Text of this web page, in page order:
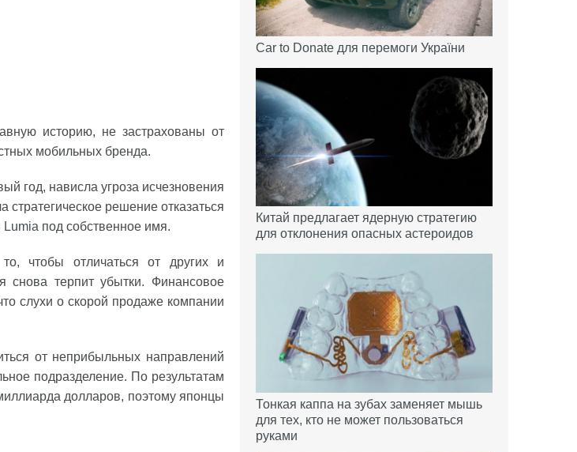
историю, не застрахованы от
мобильных бренда.
год, нависла угроза исчезновения
решение отказаться
Lumia под собственное имя.
чтобы отличаться от других и
снова терпит убытки. Финансовое
слухи о скорой продаже компании
от неприбыльных направлений
подразделение. По результатам
долларов, поэтому японцы
Car to Donate для перемоги України
Китай предлагает ядерную стратегию
для отклонения опасных астероидов
Тонкая каппа на зубах заменяет мышь
для тех, кто не может пользоваться
руками